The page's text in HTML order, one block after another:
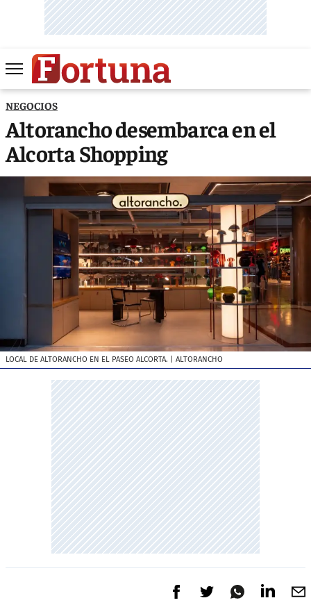
NEGOCIOS
Altorancho desembarca en el
Alcorta Shopping
LOCAL DE ALTORANCHO EN EL PASEO ALCORTA. | ALTORANCHO